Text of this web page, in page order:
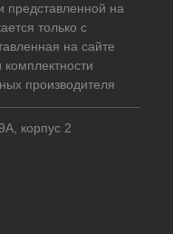
представленной на
только с
на сайте
производителя
корпус 2